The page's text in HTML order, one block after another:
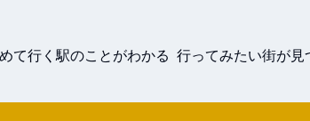
て行く駅のことがわかる 行ってみたい街が見